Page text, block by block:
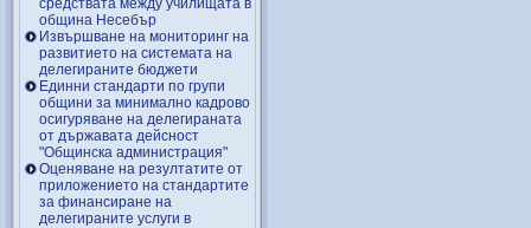
средствата между училищата в
община Несебър
Извършване на мониторинг на
развитието на системата на
делегираните бюджети
Единни стандарти по групи
общини за минимално кадрово
осигуряване на делегираната
от държавата дейсност
"Общинска администрация"
Оценяване на резултатите от
приложението на стандартите
за финансиране на
делегираните услуги в